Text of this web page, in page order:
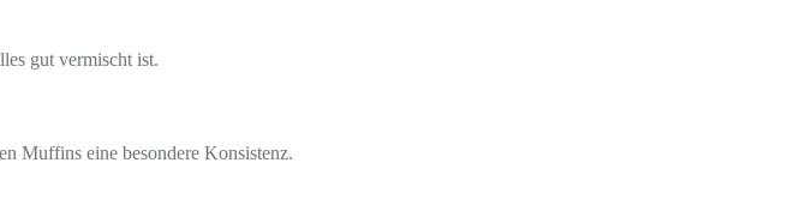
gut vermischt ist.
Muffins eine besondere Konsistenz.